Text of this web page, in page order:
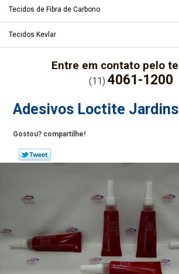
Tecidos de Fibra de Carbono
Tecidos Kevlar
Entre em contato pelo
(11) 4061-1200
Adesivos Loctite Jardins
Gostou? compartilhe!